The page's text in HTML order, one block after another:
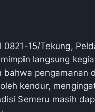
0821-15/Tekung,
langsung
bahwa pengamanan
kendur,
Semeru masih